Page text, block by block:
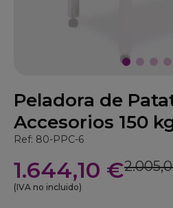
Peladora de
Accesorios 150
Ref: 80-PPC-6
1.644,10 €
(IVA no incluido)